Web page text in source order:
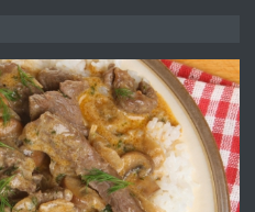
преди 10 месеца
броячна машина -
от ЕЦБ